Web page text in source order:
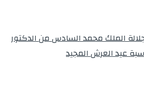
الملك محمد السادس من الدكتور
عيد العرش المجيد